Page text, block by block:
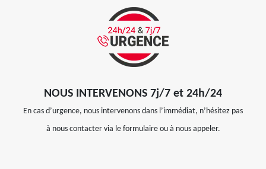
NOUS INTERVENONS 7j/7 et 24h/24
En cas d’urgence, nous intervenons dans l’immédiat, n’hésitez pas
à nous contacter via le formulaire ou à nous appeler.